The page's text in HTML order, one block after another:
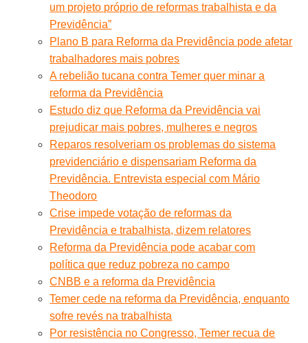
um projeto próprio de reformas trabalhista e da
Previdência”
Plano B para Reforma da Previdência pode afetar
trabalhadores mais pobres
A rebelião tucana contra Temer quer minar a
reforma da Previdência
Estudo diz que Reforma da Previdência vai
prejudicar mais pobres, mulheres e negros
Reparos resolveriam os problemas do sistema
previdenciário e dispensariam Reforma da
Previdência. Entrevista especial com Mário
Theodoro
Crise impede votação de reformas da
Previdência e trabalhista, dizem relatores
Reforma da Previdência pode acabar com
política que reduz pobreza no campo
CNBB e a reforma da Previdência
Temer cede na reforma da Previdência, enquanto
sofre revés na trabalhista
Por resistência no Congresso, Temer recua de